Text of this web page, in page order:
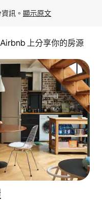
訊。 顯示原文
上分享你的房源